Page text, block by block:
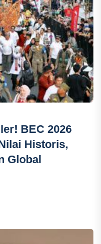
BEC 2026
Historis,
Global